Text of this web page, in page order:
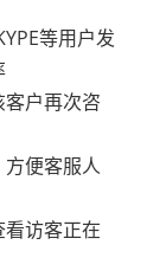
等用户发
户再次咨
便客服人
访客正在